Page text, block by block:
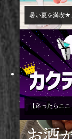
暑い夏を満喫★
【迷ったらこ